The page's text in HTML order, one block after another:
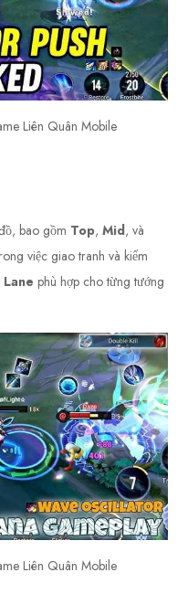
Liên Quân Mobile
bao gồm Top,Mid, và
việc giao tranh và kiểm
Lane phù hợp cho từng tướng
Liên Quân Mobile